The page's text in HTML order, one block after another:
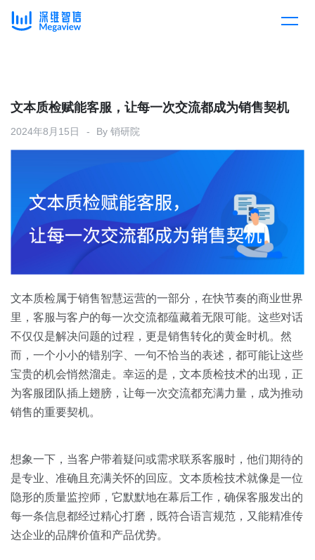
产品总览
产品集成
下载客户端
解决方案
按行业
消费医疗
汽车
房地产
金融
按角色
销售管理
按业务场景
客户案例
开放平台
定价
资源中心
资源中心
全部
白皮书
关于我们
预约演示
文本质检赋能客服，让每一次交流都成为销售契机
2024年8月15日 By 销研院
文本质检属于销售智慧运营的一部分，在快节奏的商业世界
里，客服与客户的每一次交流都蕴藏着无限可能。这些对话
不仅仅是解决问题的过程，更是销售转化的黄金时机。然
而，一个小小的错别字、一句不恰当的表述，都可能让这些
宝贵的机会悄然溜走。幸运的是，文本质检技术的出现，正
为客服团队插上翅膀，让每一次交流都充满力量，成为推动
销售的重要契机。
想象一下，当客户带着疑问或需求联系客服时，他们期待的
是专业、准确且充满关怀的回应。文本质检技术就像是一位
隐形的质量监控师，它默默地在幕后工作，确保客服发出的
每一条信息都经过精心打磨，既符合语言规范，又能精准传
达企业的品牌价值和产品优势。